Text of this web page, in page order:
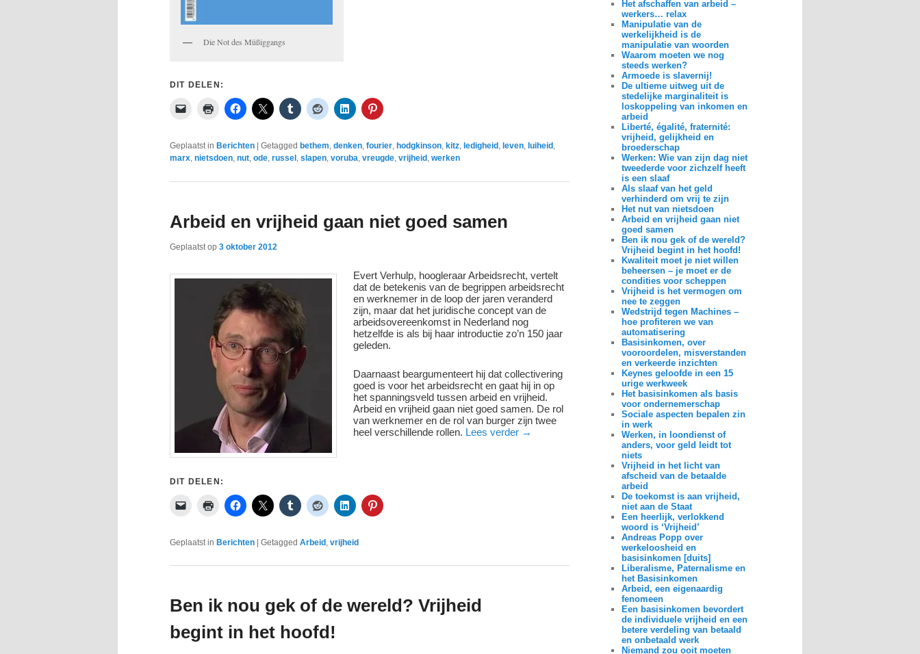
Die Not des Müßiggangs
DIT DELEN:
Geplaatst in Berichten Getagged bethem, denken, fourier, hodgkinson, kitz, ledigheid , leven, luiheid ,
marx, nietsdoen, nut, ode, russel , slapen, voruba, vreugde, vrijheid , werken
Arbeid en vrijheid gaan niet goed samen
Geplaatst op 3 oktober 2012
Evert Verhulp, hoogleraar Arbeidsrecht, vertelt
dat de betekenis van de begrippen arbeidsrecht
en werknemer in de loop der jaren veranderd
zijn, maar dat het juridische concept van de
arbeidsovereenkomst in Nederland nog
hetzelfde is als bij haar introductie zo’n 150 jaar
geleden.
Daarnaast beargumenteert hij dat collectivering
goed is voor het arbeidsrecht en gaat hij in op
het spanningsveld tussen arbeid en vrijheid.
Arbeid en vrijheid gaan niet goed samen. De rol
van werknemer en de rol van burger zijn twee
heel verschillende rollen. Lees verder →
DIT DELEN:
Geplaatst in Berichten | Getagged Arbeid vrijheid
Ben ik nou gek of de wereld? Vrijheid
begint in het hoofd!
Het afschaffen van arbeid –
werkers… relax
Manipulatie van de
werkelijkheid is de
manipulatie van woorden
Waarom moeten we nog
steeds werken?
Armoede is slavernij!
De ultieme uitweg uit de
stedelijke marginaliteit is
loskoppeling van inkomen en
arbeid
Liberté, égalité, fraternité:
vrijheid, gelijkheid en
broederschap
Werken: Wie van zijn dag niet
tweederde voor zichzelf heeft
is een slaaf
Als slaaf van het geld
verhinderd om vrij te zijn
Het nut van nietsdoen
Arbeid en vrijheid gaan niet
goed samen
Ben ik nou gek of de wereld?
Vrijheid begint in het hoofd!
Kwaliteit moet je niet willen
beheersen – je moet er de
condities voor scheppen
Vrijheid is het vermogen om
nee te zeggen
Wedstrijd tegen Machines –
hoe profiteren we van
automatisering
Basisinkomen, over
vooroordelen, misverstanden
en verkeerde inzichten
Keynes geloofde in een 15
urige werkweek
Het basisinkomen als basis
voor ondernemerschap
Sociale aspecten bepalen zin
in werk
Werken, in loondienst of
anders, voor geld leidt tot
niets
Vrijheid in het licht van
afscheid van de betaalde
arbeid
De toekomst is aan vrijheid,
niet aan de Staat
Een heerlijk, verlokkend
woord is ‘Vrijheid’
Andreas Popp over
werkeloosheid en
basisinkomen [duits]
Liberalisme, Paternalisme en
het Basisinkomen
Arbeid, een eigenaardig
fenomeen
Een basisinkomen bevordert
de individuele vrijheid en een
betere verdeling van betaald
en onbetaald werk
Niemand zou ooit moeten